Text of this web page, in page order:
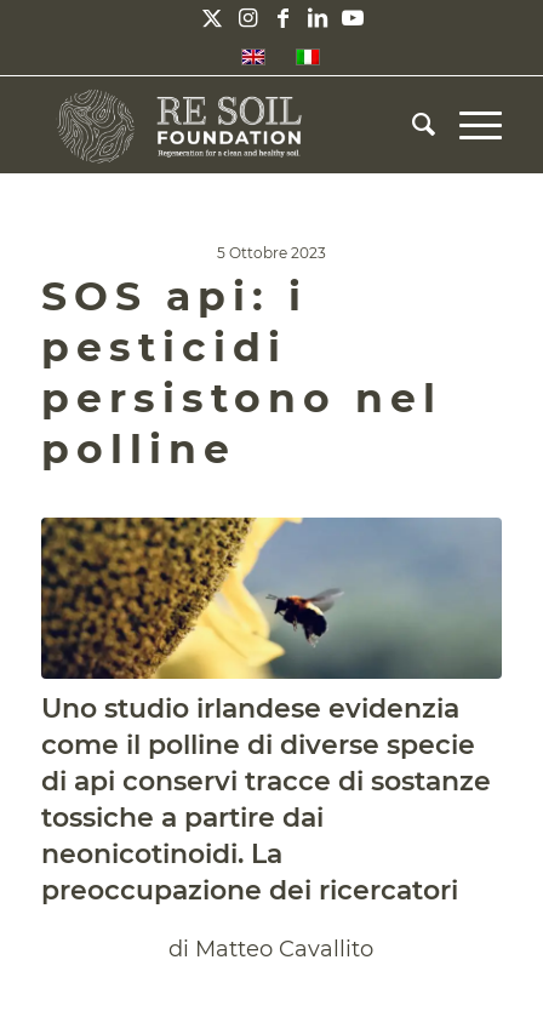
5 Ottobre 2023
SOS api: i
pesticidi
persistono nel
polline
Uno studio irlandese evidenzia
come il polline di diverse specie
di api conservi tracce di sostanze
tossiche a partire dai
neonicotinoidi. La
preoccupazione dei ricercatori
di Matteo Cavallito